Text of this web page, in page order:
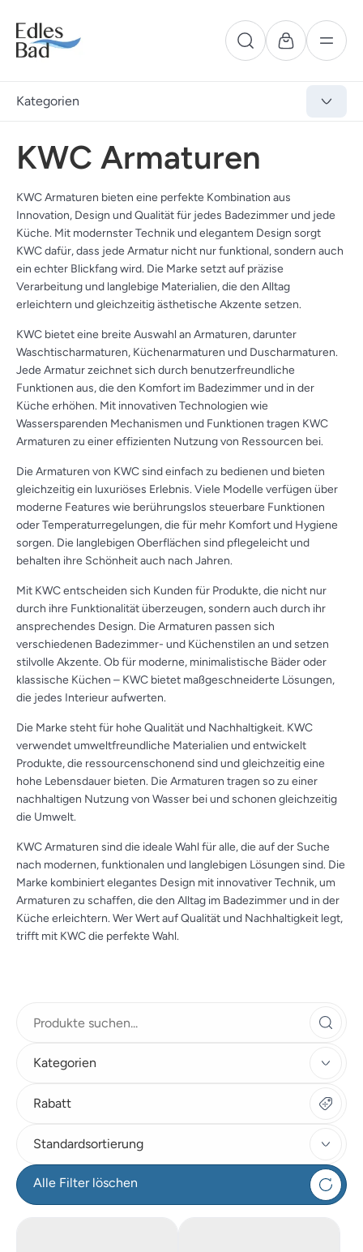
Kategorien
KWC Armaturen
KWC Armaturen bieten eine perfekte Kombination aus
Innovation, Design und Qualität für jedes Badezimmer und jede
Küche. Mit modernster Technik und elegantem Design sorgt
KWC dafür, dass jede Armatur nicht nur funktional, sondern auch
ein echter Blickfang wird. Die Marke setzt auf präzise
Verarbeitung und langlebige Materialien, die den Alltag
erleichtern und gleichzeitig ästhetische Akzente setzen.
KWC bietet eine breite Auswahl an Armaturen, darunter
Waschtischarmaturen, Küchenarmaturen und Duscharmaturen.
Jede Armatur zeichnet sich durch benutzerfreundliche
Funktionen aus, die den Komfort im Badezimmer und in der
Küche erhöhen. Mit innovativen Technologien wie
Wassersparenden Mechanismen und Funktionen tragen KWC
Armaturen zu einer effizienten Nutzung von Ressourcen bei.
Die Armaturen von KWC sind einfach zu bedienen und bieten
gleichzeitig ein luxuriöses Erlebnis. Viele Modelle verfügen über
moderne Features wie berührungslos steuerbare Funktionen
oder Temperaturregelungen, die für mehr Komfort und Hygiene
sorgen. Die langlebigen Oberflächen sind pflegeleicht und
behalten ihre Schönheit auch nach Jahren.
Mit KWC entscheiden sich Kunden für Produkte, die nicht nur
durch ihre Funktionalität überzeugen, sondern auch durch ihr
ansprechendes Design. Die Armaturen passen sich
verschiedenen Badezimmer- und Küchenstilen an und setzen
stilvolle Akzente. Ob für moderne, minimalistische Bäder oder
klassische Küchen – KWC bietet maßgeschneiderte Lösungen,
die jedes Interieur aufwerten.
Die Marke steht für hohe Qualität und Nachhaltigkeit. KWC
verwendet umweltfreundliche Materialien und entwickelt
Produkte, die ressourcenschonend sind und gleichzeitig eine
hohe Lebensdauer bieten. Die Armaturen tragen so zu einer
nachhaltigen Nutzung von Wasser bei und schonen gleichzeitig
die Umwelt.
KWC Armaturen sind die ideale Wahl für alle, die auf der Suche
nach modernen, funktionalen und langlebigen Lösungen sind. Die
Marke kombiniert elegantes Design mit innovativer Technik, um
Armaturen zu schaffen, die den Alltag im Badezimmer und in der
Küche erleichtern. Wer Wert auf Qualität und Nachhaltigkeit legt,
trifft mit KWC die perfekte Wahl.
Kategorien
Rabatt
Standardsortierung
Alle Filter löschen